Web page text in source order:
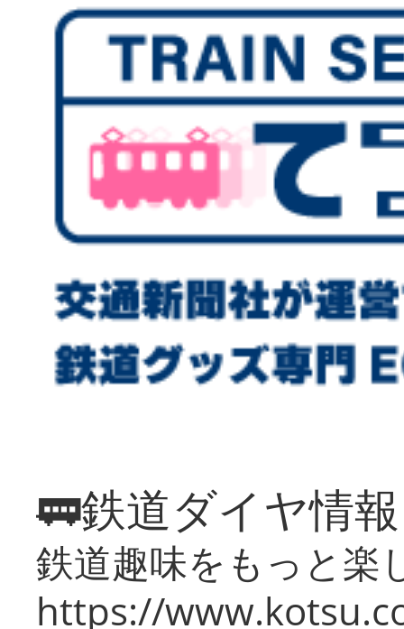
🚃鉄道ダイヤ情
鉄道趣味をもっと楽
https://